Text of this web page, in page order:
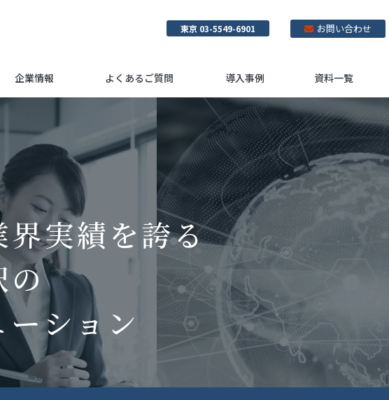
東京 03-5549-6901 お問い合わせ
企業情報 よくあるご質問 導入事例 資料一覧
実績を誇る
の
ション